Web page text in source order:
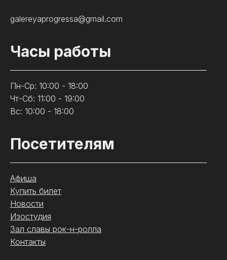
galereyaprogressa@gmail.com
Часы работы
Пн-Ср: 10:00 - 18:00
Чт-Сб: 11:00 - 19:00
Вс: 10:00 - 18:00
Посетителям
Афиша
Купить билет
Новости
Изостудия
Зал славы рок-н-ролла
Контакты